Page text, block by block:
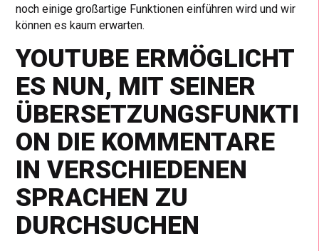
noch einige großartige Funktionen einführen wird und wir
können es kaum erwarten.
YOUTUBE ERMÖGLICHT
ES NUN, MIT SEINER
ÜBERSETZUNGSFUNKTI
ON DIE KOMMENTARE
IN VERSCHIEDENEN
SPRACHEN ZU
DURCHSUCHEN